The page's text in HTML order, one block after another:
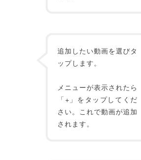
追加したい動画を選びタ
ップします。
メニューが表示されたら
「+」をタップしてくだ
さい。これで動画が追加
されます。